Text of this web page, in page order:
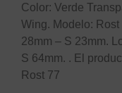
Color: Verde
Wing. Modelo: Rost
28mm – S 23mm.
S 64mm. . El
Rost 77